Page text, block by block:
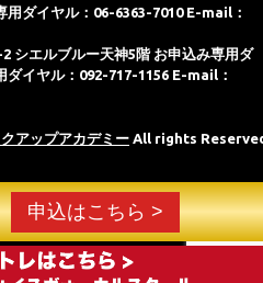
申込はこちら >
用ダイヤル：06-6363-7010 E-mail：
シエルブルー天神5階 お申込み専用ダ
ダイヤル：092-717-1156 E-mail：
アップアカデミー All rights